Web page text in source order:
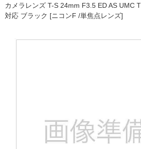
カメラレンズ T-S 24mm F3.5 ED AS UMC
対応 ブラック [ニコンF /単焦点レンズ]